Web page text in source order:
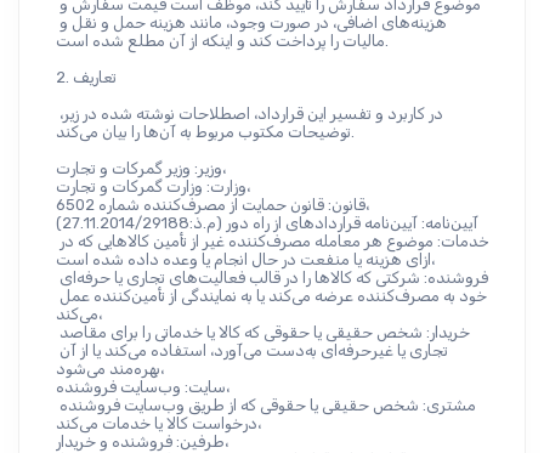
مالیات را پرداخت کند و اینکه از آن مطلع شده است.
2. تعاریف
توضیحات مکتوب مربوط به آن‌ها را بیان می‌کند.
وزیر: وزیر گمرکات و تجارت،
وزارت: وزارت گمرکات و تجارت،
قانون: قانون حمایت از مصرف‌کننده شماره 6502،
آیین‌نامه: آیین‌نامه قراردادهای از راه دور (م.ذ:27.11.2014/29188)
ازای هزینه یا منفعت در حال انجام یا وعده داده شده است،
می‌کند،
بهره‌مند می‌شود،
سایت: وب‌سایت فروشنده،
درخواست کالا یا خدمات می‌کند،
طرفین: فروشنده و خریدار،